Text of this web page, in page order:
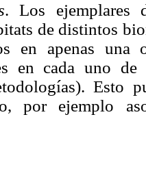
. Los ejemplares
de distintos
en apenas una
en cada uno
Esto
por ejemplo